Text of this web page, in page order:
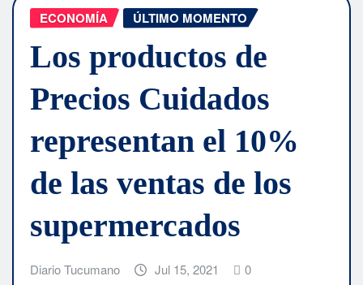
ECONOMÍA ÚLTIMO MOMENTO
Los productos de
Precios Cuidados
representan el 10%
de las ventas de los
supermercados
Diario Tucumano Jul 15, 2021 0